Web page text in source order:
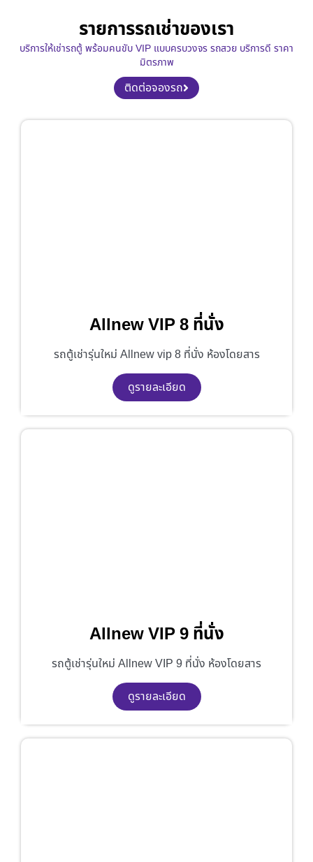
รายการรถเช่าของเรา
บริการให้เช่ารถตู้ พร้อมคนขับ VIP แบบครบวงจร รถสวย บริการดี ราคา
มิตรภาพ
ติดต่อจองรถ
Allnew VIP 8 ที่นั่ง
รถตู้เช่ารุ่นใหม่ Allnew vip 8 ที่นั่ง ห้องโดยสาร
ดูรายละเอียด
Allnew VIP 9 ที่นั่ง
รถตู้เช่ารุ่นใหม่ Allnew VIP 9 ที่นั่ง ห้องโดยสาร
ดูรายละเอียด